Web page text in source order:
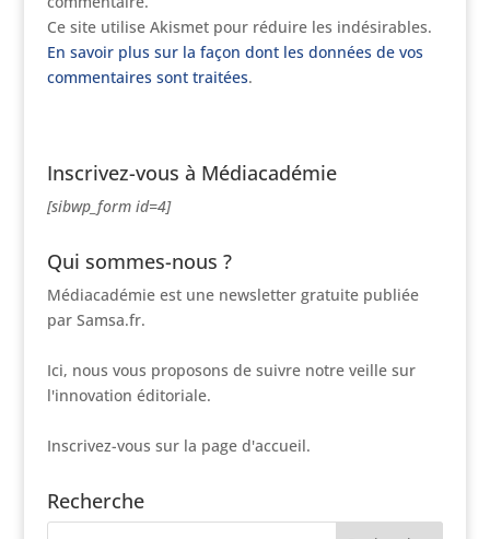
Ce site utilise Akismet pour réduire les indésirables.
En savoir plus sur la façon dont les données de vos
commentaires sont traitées.
Inscrivez-vous à Médiacadémie
[sibwp_form id=4]
Qui sommes-nous ?
Médiacadémie est une newsletter gratuite publiée
par Samsa.fr.
Ici, nous vous proposons de suivre notre veille sur
l'innovation éditoriale.
Inscrivez-vous sur la page d'accueil.
Recherche